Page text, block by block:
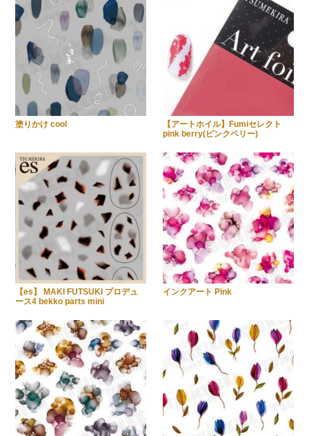
塗りかけ cool
【アートホイル】Fumiセレクト
pink berry(ピンクベリー)
【es】 MAKI FUTSUKI プロデュ
ース4 bekko parts mini
インクアート Pink